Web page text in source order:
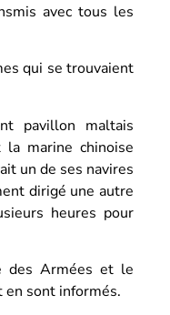
avec tous les
qui se trouvaient
pavillon maltais
marine chinoise
un de ses navires
dirigé une autre
heures pour
des Armées et le
en sont informés.